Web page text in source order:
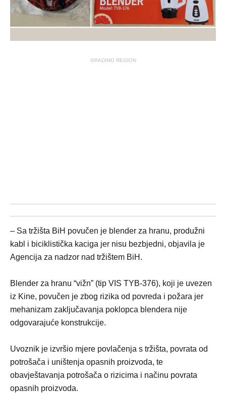
GRADIMO REGION
– Sa tržišta BiH povučen je blender za hranu, produžni
kabl i biciklistička kaciga jer nisu bezbjedni, objavila je
Agencija za nadzor nad tržištem BiH.
Blender za hranu “vižn” (tip VIS TYB-376), koji je uvezen
iz Kine, povučen je zbog rizika od povreda i požara jer
mehanizam zaključavanja poklopca blendera nije
odgovarajuće konstrukcije.
Uvoznik je izvršio mjere povlačenja s tržišta, povrata od
potrošača i uništenja opasnih proizvoda, te
obavještavanja potrošača o rizicima i načinu povrata
opasnih proizvoda.